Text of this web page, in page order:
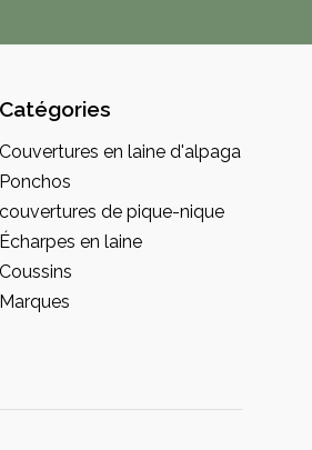
Catégories
Couvertures en laine d'alpaga
Ponchos
couvertures de pique-nique
Écharpes en laine
Coussins
Marques